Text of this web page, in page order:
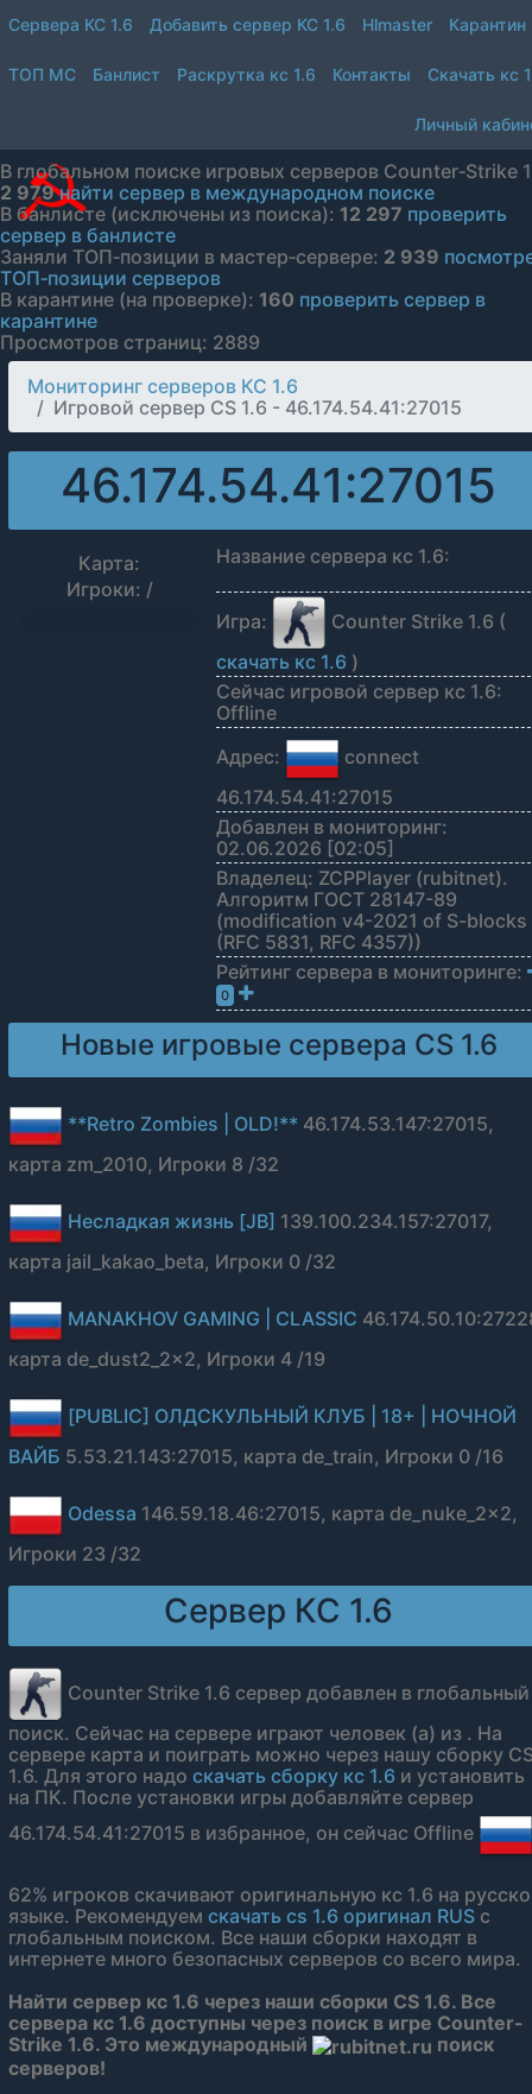
Сервера КС 1.6 Добавить сервер КС 1.6 Hlmaster Карантин
ТОП МС Банлист Раскрутка кс 1.6 Контакты Скачать кс
Личный
В глобальном поиске игровых серверов Counter‑Strike
2 979 найти сервер в международном поиске
В банлисте (исключены из поиска): 12 297 проверить
сервер в банлисте
Заняли ТОП‑позиции в мастер‑сервере: 2 939
ТОП‑позиции серверов
В карантине (на проверке): 160 проверить сервер в
карантине
Просмотров страниц: 2889
Мониторинг серверов КС 1.6
Игровой сервер CS 1.6 - 46.174.54.41:27015
46.174.54.41:27015
Карта:
Игроки: /
Название сервера кс 1.6:
Игра:
Counter Strike 1.6 (
скачать кс 1.6 )
Сейчас игровой сервер кс 1.6:
Offline
Адрес:
connect
46.174.54.41:27015
Добавлен в мониторинг:
02.06.2026 [02:05]
Владелец: ZCPPlayer (rubitnet).
Алгоритм ГОСТ 28147-89
(modification v4-2021 of S-blocks
(RFC 5831, RFC 4357))
Рейтинг сервера в мониторинге:
0
Новые игровые сервера CS 1.6
**Retro Zombies | OLD!** 46.174.53.147:27015,
карта zm_2010, Игроки 8 /32
Несладкая жизнь [JB] 139.100.234.157:27017,
карта jail_kakao_beta, Игроки 0 /32
MANAKHOV GAMING | CLASSIC
карта de_dust2_2x2, Игроки 4 /19
[PUBLIC] ОЛДСКУЛЬНЫЙ КЛУБ | 18+ | НОЧНОЙ
ВАЙБ 5.53.21.143:27015, карта de_train, Игроки 0 /16
Odessa 146.59.18.46:27015, карта de_nuke_2x2,
Игроки 23 /32
Сервер КС 1.6
Counter Strike 1.6 сервер добавлен в глобальный
поиск. Сейчас на сервере играют человек (а) из . На
сервере карта и поиграть можно через нашу сборку
1.6. Для этого надо скачать сборку кс 1.6 и установить
на ПК. После установки игры добавляйте сервер
46.174.54.41:27015 в избранное, он сейчас Offline
62% игроков скачивают оригинальную кс 1.6 на
языке. Рекомендуем скачать cs 1.6 оригинал RUS с
глобальным поиском. Все наши сборки находят в
интернете много безопасных серверов со всего мира.
Найти сервер кс 1.6 через наши сборки CS 1.6. Все
сервера кс 1.6 доступны через поиск в игре Counter-
Strike 1.6. Это международный
поиск
серверов!